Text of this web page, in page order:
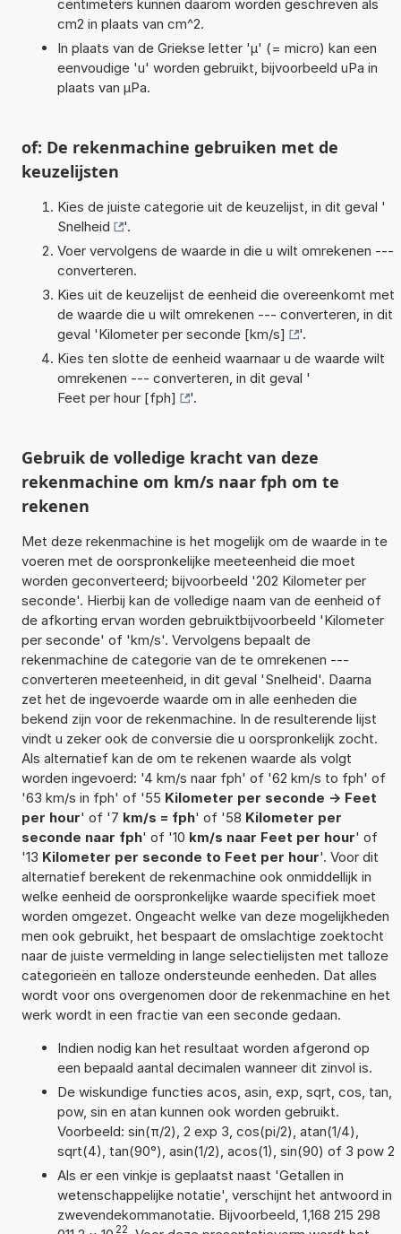
centimeters kunnen daarom worden geschreven als
cm2 in plaats van cm^2.
In plaats van de Griekse letter 'µ' (= micro) kan een
eenvoudige 'u' worden gebruikt, bijvoorbeeld uPa in
plaats van µPa.
of: De rekenmachine gebruiken met de
keuzelijsten
Kies de juiste categorie uit de keuzelijst, in dit geval '
Snelheid
'.
Voer vervolgens de waarde in die u wilt omrekenen ---
converteren.
Kies uit de keuzelijst de eenheid die overeenkomt met
de waarde die u wilt omrekenen --- converteren, in dit
geval 'Kilometer per seconde [km/s]
'.
Kies ten slotte de eenheid waarnaar u de waarde wilt
omrekenen --- converteren, in dit geval '
Feet per hour [fph]
'.
Gebruik de volledige kracht van deze
rekenmachine om km/s naar fph om te
rekenen
Met deze rekenmachine is het mogelijk om de waarde in te
voeren met de oorspronkelijke meeteenheid die moet
worden geconverteerd; bijvoorbeeld '202 Kilometer per
seconde'. Hierbij kan de volledige naam van de eenheid of
de afkorting ervan worden gebruiktbijvoorbeeld 'Kilometer
per seconde' of 'km/s'. Vervolgens bepaalt de
rekenmachine de categorie van de te omrekenen ---
converteren meeteenheid, in dit geval 'Snelheid'. Daarna
zet het de ingevoerde waarde om in alle eenheden die
bekend zijn voor de rekenmachine. In de resulterende lijst
vindt u zeker ook de conversie die u oorspronkelijk zocht.
Als alternatief kan de om te rekenen waarde als volgt
worden ingevoerd: '4 km/s naar fph' of '62 km/s to fph' of
'63 km/s in fph' of '55 Kilometer per seconde -> Feet
per hour' of '7 km/s = fph' of '58 Kilometer per
seconde naar fph' of '10 km/s naar Feet per hour' of
'13 Kilometer per seconde to Feet per hour'. Voor dit
alternatief berekent de rekenmachine ook onmiddellijk in
welke eenheid de oorspronkelijke waarde specifiek moet
worden omgezet. Ongeacht welke van deze mogelijkheden
men ook gebruikt, het bespaart de omslachtige zoektocht
naar de juiste vermelding in lange selectielijsten met talloze
categorieën en talloze ondersteunde eenheden. Dat alles
wordt voor ons overgenomen door de rekenmachine en het
werk wordt in een fractie van een seconde gedaan.
Indien nodig kan het resultaat worden afgerond op
een bepaald aantal decimalen wanneer dit zinvol is.
De wiskundige functies acos, asin, exp, sqrt, cos, tan,
pow, sin en atan kunnen ook worden gebruikt.
Voorbeeld: sin(π/2), 2 exp 3, cos(pi/2), atan(1/4),
sqrt(4), tan(90°), asin(1/2), acos(1), sin(90) of 3 pow 2
Als er een vinkje is geplaatst naast 'Getallen in
wetenschappelijke notatie', verschijnt het antwoord in
zwevendekommanotatie. Bijvoorbeeld, 1,168 215 298
22